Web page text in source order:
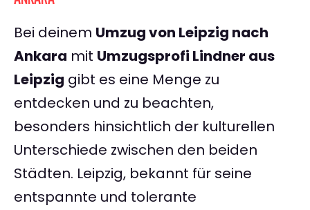
Bei deinem Umzug von Leipzig nach
Ankara mit Umzugsprofi Lindner aus
Leipzig gibt es eine Menge zu
entdecken und zu beachten,
besonders hinsichtlich der kulturellen
Unterschiede zwischen den beiden
Städten. Leipzig, bekannt für seine
entspannte und tolerante